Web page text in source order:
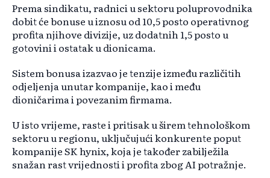
Prema sindikatu, radnici u sektoru poluprovodnika
dobit će bonuse u iznosu od 10,5 posto operativnog
profita njihove divizije, uz dodatnih 1,5 posto u
gotovini i ostatak u dionicama.
Sistem bonusa izazvao je tenzije između različitih
odjeljenja unutar kompanije, kao i među
dioničarima i povezanim firmama.
U isto vrijeme, raste i pritisak u širem tehnološkom
sektoru u regionu, uključujući konkurente poput
kompanije SK hynix, koja je također zabilježila
snažan rast vrijednosti i profita zbog AI potražnje.